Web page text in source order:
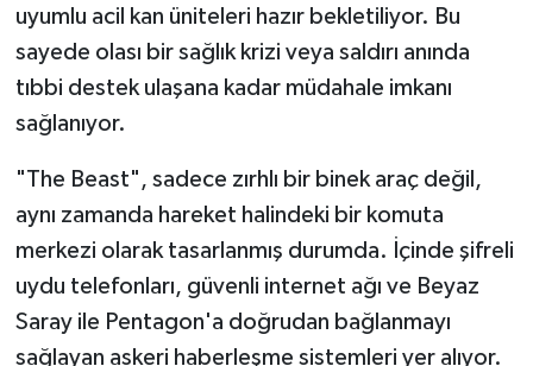
uyumlu acil kan üniteleri hazır bekletiliyor. Bu
sayede olası bir sağlık krizi veya saldırı anında
tıbbi destek ulaşana kadar müdahale imkanı
sağlanıyor.
"The Beast", sadece zırhlı bir binek araç değil,
aynı zamanda hareket halindeki bir komuta
merkezi olarak tasarlanmış durumda. İçinde şifreli
uydu telefonları, güvenli internet ağı ve Beyaz
Saray ile Pentagon'a doğrudan bağlanmayı
sağlayan askeri haberleşme sistemleri yer alıyor.